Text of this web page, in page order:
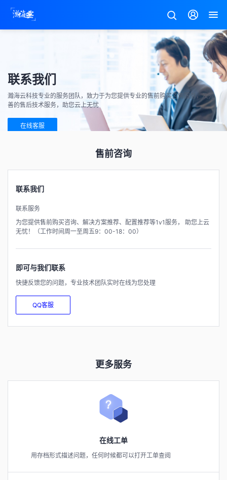
联系我们
瀚海云科技专业的服务团队，致力于为您提供专业的售前购买咨询服务，及完
善的售后技术服务，助您云上无忧
在线客服
售前咨询
联系我们
联系服务
为您提供售前购买咨询、解决方案推荐、配置推荐等1v1服务， 助您上云
无忧！（工作时间周一至周五9：00-18：00）
即可与我们联系
快捷反馈您的问题，专业技术团队实时在线为您处理
QQ客服
更多服务
在线工单
用存档形式描述问题，任何时候都可以打开工单查阅